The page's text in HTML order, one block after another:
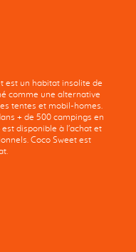
est un habitat insolite de
comme une alternative
tentes et mobil-homes.
+ de 500 campings en
disponible à l'achat et
Coco Sweet est